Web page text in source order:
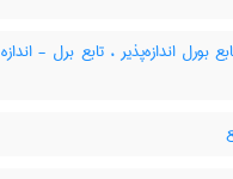
بورل اندازه‌پذیر ، تابع برل - اندازه